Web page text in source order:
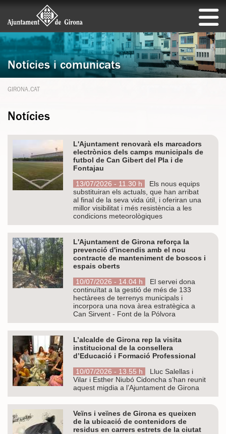
Notícies i comunicats
GIRONA.CAT
Notícies
L'Ajuntament renovarà els marcadors
electrònics dels camps municipals de
futbol de Can Gibert del Pla i de
Fontajau
13/07/2026 - 11.30 h
Els nous equips
substituiran els actuals, que han arribat
al final de la seva vida útil, i oferiran una
millor visibilitat i més resistència a les
condicions meteorològiques
L'Ajuntament de Girona reforça la
prevenció d'incendis amb el nou
contracte de manteniment de boscos i
espais oberts
10/07/2026 - 14.04 h
El servei dona
continuïtat a la gestió de més de 133
hectàrees de terrenys municipals i
incorpora una nova àrea estratègica a
Can Sirvent - Font de la Pólvora
L’alcalde de Girona rep la visita
institucional de la consellera
d’Educació i Formació Professional
10/07/2026 - 13.55 h
Lluc Salellas i
Vilar i Esther Niubó Cidoncha s’han reunit
aquest migdia a l’Ajuntament de Girona
Veïns i veïnes de Girona es queixen
de la ubicació de contenidors de
residus en carrers estrets de la ciutat